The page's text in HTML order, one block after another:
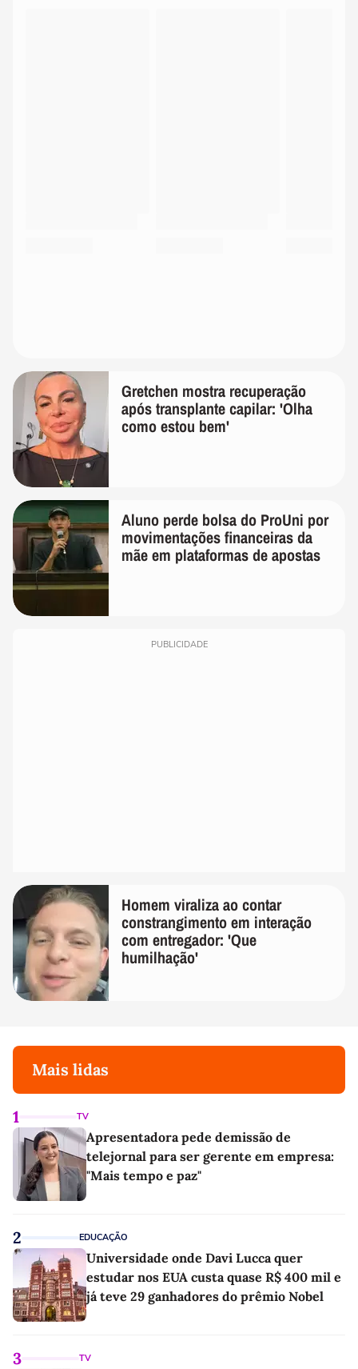
Gretchen mostra recuperação
após transplante capilar: 'Olha
como estou bem'
Aluno perde bolsa do ProUni por
movimentações financeiras da
mãe em plataformas de apostas
PUBLICIDADE
Homem viraliza ao contar
constrangimento em interação
com entregador: 'Que
humilhação'
Mais lidas
1 TV
Apresentadora pede demissão de
telejornal para ser gerente em empresa:
"Mais tempo e paz"
2 EDUCAÇÃO
Universidade onde Davi Lucca quer
estudar nos EUA custa quase R$ 400 mil e
já teve 29 ganhadores do prêmio Nobel
3 TV